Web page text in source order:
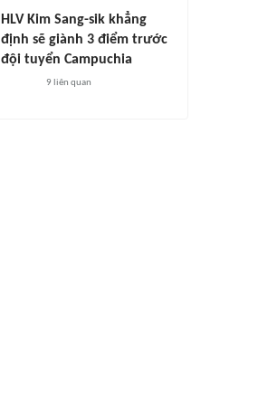
HLV Kim Sang-sik khẳng
định sẽ giành 3 điểm trước
đội tuyển Campuchia
9 liên quan